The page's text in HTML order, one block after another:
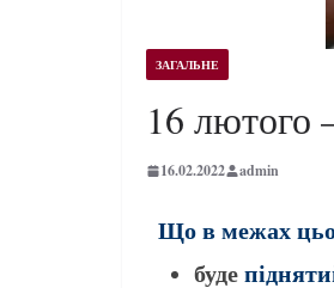
ЗАГАЛЬНЕ
16 лютого
16.02.2022 admin
Що в межах
буде